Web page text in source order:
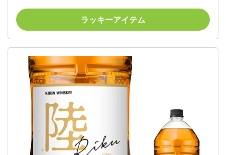
ンショコラ チョコレート ゆうパケ メール便 虎S 父の
日
ラッキーアイテム